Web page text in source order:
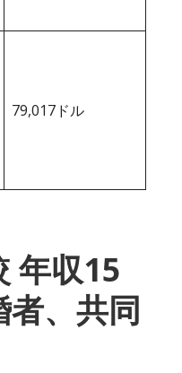
79,017ドル
年収15
、共同